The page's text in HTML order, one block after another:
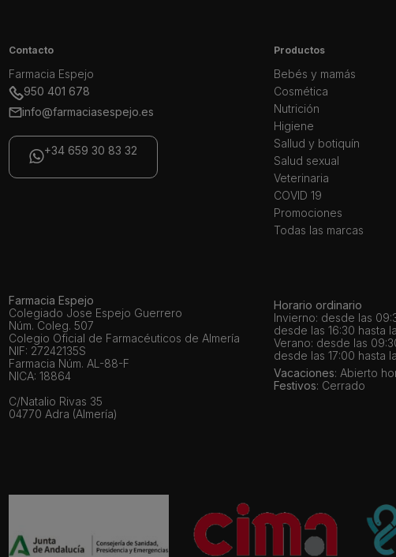
Contacto
Farmacia Espejo
950 401 678
info@farmaciasespejo.es
+34 659 30 83 32
Productos
Bebés y mamás
Cosmética
Nutrición
Higiene
Sallud y botiquín
Salud sexual
Veterinaria
COVID 19
Promociones
Todas las marcas
Farmacia Espejo
Colegiado Jose Espejo Guerrero
Núm. Coleg. 507
Colegio Oficial de Farmacéuticos de Almería
NIF: 27242135S
Farmacia Núm. AL-88-F
NICA: 18864
C/Natalio Rivas 35
04770 Adra (Almería)
Horario ordinario
Invierno: desde las
desde las 16:30 hasta
Verano: desde las
desde las 17:00 hasta
Vacaciones: Abierto
Festivos: Cerrado